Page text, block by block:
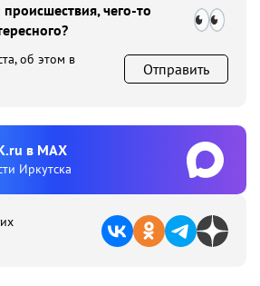
чего-то
об этом в
Отправить
в MAX
Иркутска